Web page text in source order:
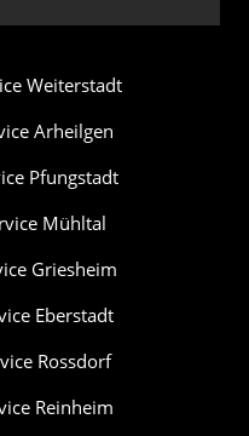
Weiterstadt
Arheilgen
Pfungstadt
Mühltal
Griesheim
Eberstadt
Rossdorf
Reinheim